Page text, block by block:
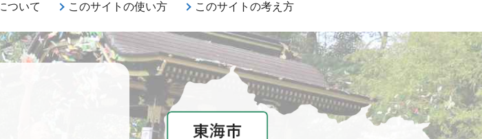
ついて このサイトの使い方 このサイトの考え方